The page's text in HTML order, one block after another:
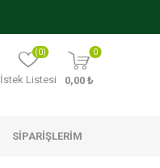
İstek Listesi
(0) 0
0,00 ₺
SIPARIŞLERIM